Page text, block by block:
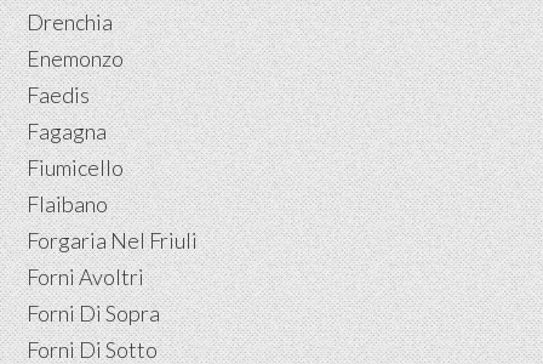
Drenchia
Enemonzo
Faedis
Fagagna
Fiumicello
Flaibano
Forgaria Nel Friuli
Forni Avoltri
Forni Di Sopra
Forni Di Sotto